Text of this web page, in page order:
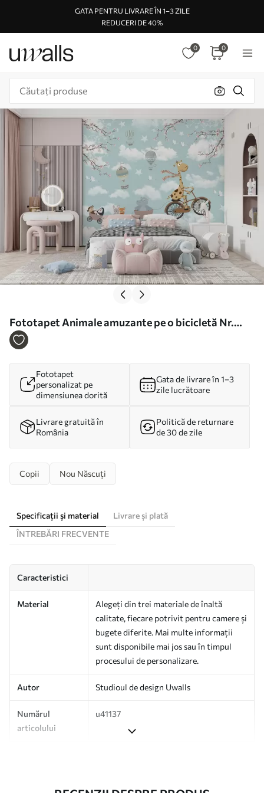
GATA PENTRU LIVRARE ÎN 1–3 ZILE
REDUCERI DE 40%
0 0
Fototapet Animale amuzante pe o bicicletă Nr.
u41137
Fototapet
personalizat pe
dimensiunea dorită
Gata de livrare în 1–3
zile lucrătoare
Livrare gratuită în
România
Politică de returnare
de 30 de zile
Copii Nou Născuți
Specificații și material
Livrare și plată
ÎNTREBĂRI FRECVENTE
Caracteristici
Material
Alegeți din trei materiale de înaltă
calitate, fiecare potrivit pentru camere și
bugete diferite. Mai multe informații
sunt disponibile mai jos sau în timpul
procesului de personalizare.
Autor Studioul de design Uwalls
Numărul
articolului
u41137